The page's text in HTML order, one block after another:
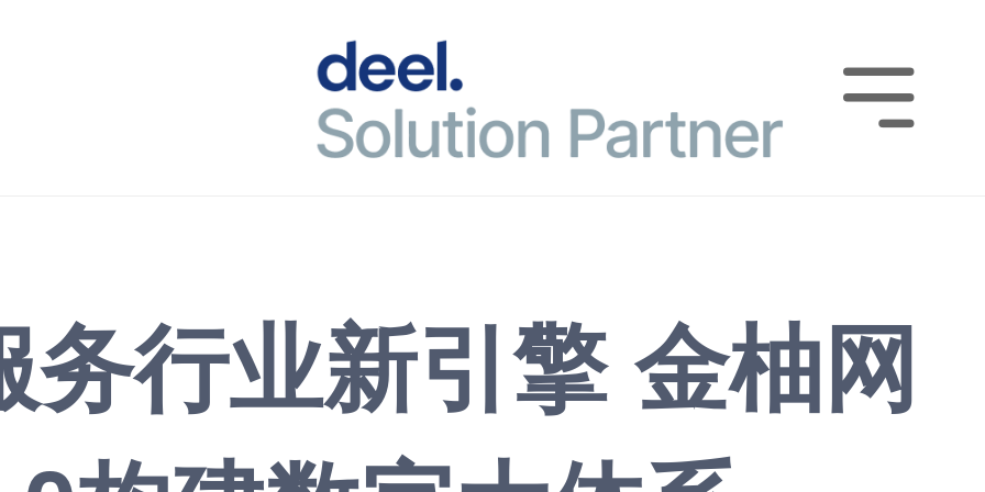

务行业新引擎 金柚网